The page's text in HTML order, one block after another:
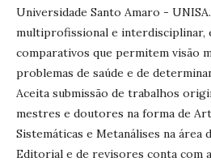
Universidade Santo Amaro -
multiprofissional e interdisciplinar,
comparativos que permitem visão
problemas de saúde e de
Aceita submissão de trabalhos
mestres e doutores na forma de
Sistemáticas e Metanálises na área
Editorial e de revisores conta com